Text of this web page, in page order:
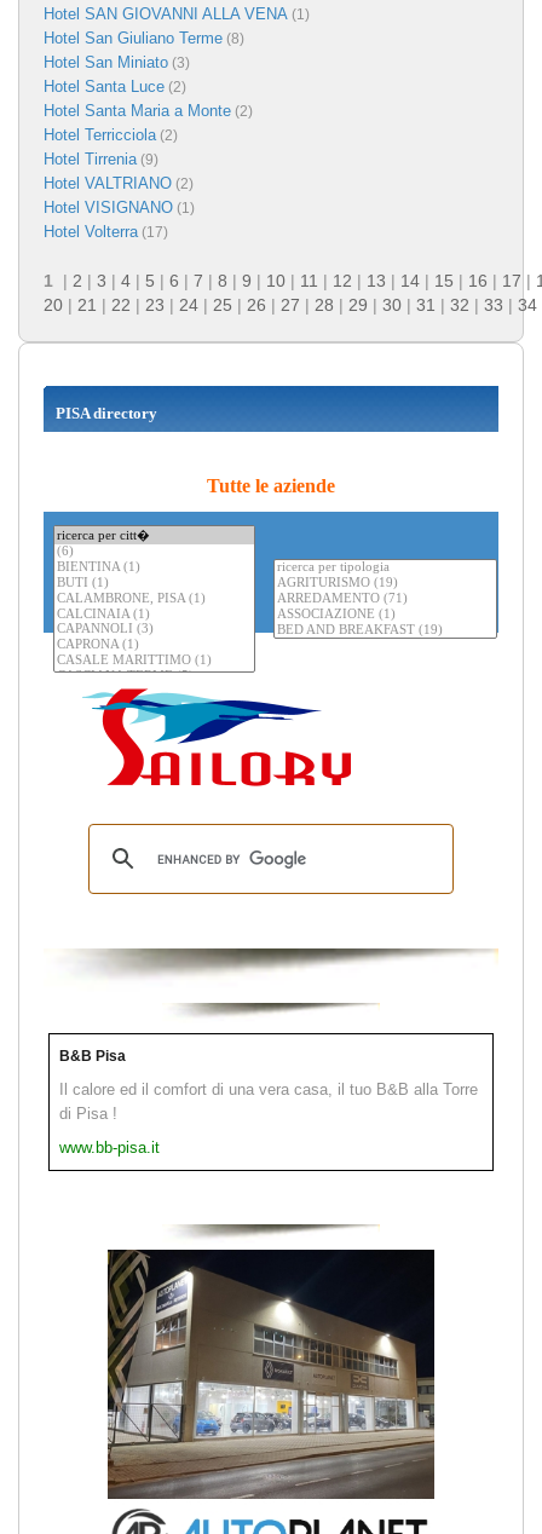
Hotel SAN GIOVANNI ALLA VENA (1)
Hotel San Giuliano Terme (8)
Hotel San Miniato (3)
Hotel Santa Luce (2)
Hotel Santa Maria a Monte (2)
Hotel Terricciola(2)
Hotel Tirrenia(9)
Hotel VALTRIANO (2)
Hotel VISIGNANO (1)
Hotel Volterra(17)
1 | 2 | 3 | 4 | 5 | 6 | 7 | 8 | 9 | 10 | 11 | 12 | 13 | 14 | 15 | 16 | 17 |
20 | 21 | 22 | 23 | 24 | 25 | 26 | 27 | 28 | 29 | 30 | 31 | 32 | 33 | 34
PISA directory
Tutte le aziende
B&B Pisa
Il calore ed il comfort di una vera casa, il tuo B&B alla Torre
di Pisa !
www.bb-pisa.it